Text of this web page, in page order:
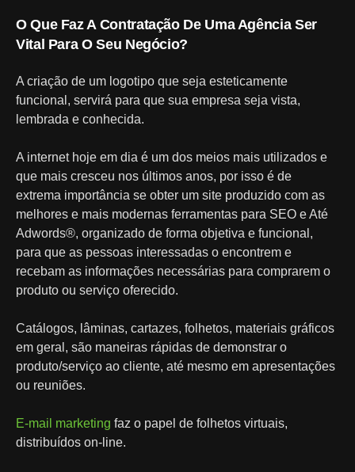
O Que Faz A Contratação De Uma Agência Ser
Vital Para O Seu Negócio?
A criação de um logotipo que seja esteticamente
funcional, servirá para que sua empresa seja vista,
lembrada e conhecida.
A internet hoje em dia é um dos meios mais utilizados e
que mais cresceu nos últimos anos, por isso é de
extrema importância se obter um site produzido com as
melhores e mais modernas ferramentas para SEO e Até
Adwords®, organizado de forma objetiva e funcional,
para que as pessoas interessadas o encontrem e
recebam as informações necessárias para comprarem o
produto ou serviço oferecido.
Catálogos, lâminas, cartazes, folhetos, materiais gráficos
em geral, são maneiras rápidas de demonstrar o
produto/serviço ao cliente, até mesmo em apresentações
ou reuniões.
E-mail marketing faz o papel de folhetos virtuais,
distribuídos on-line.